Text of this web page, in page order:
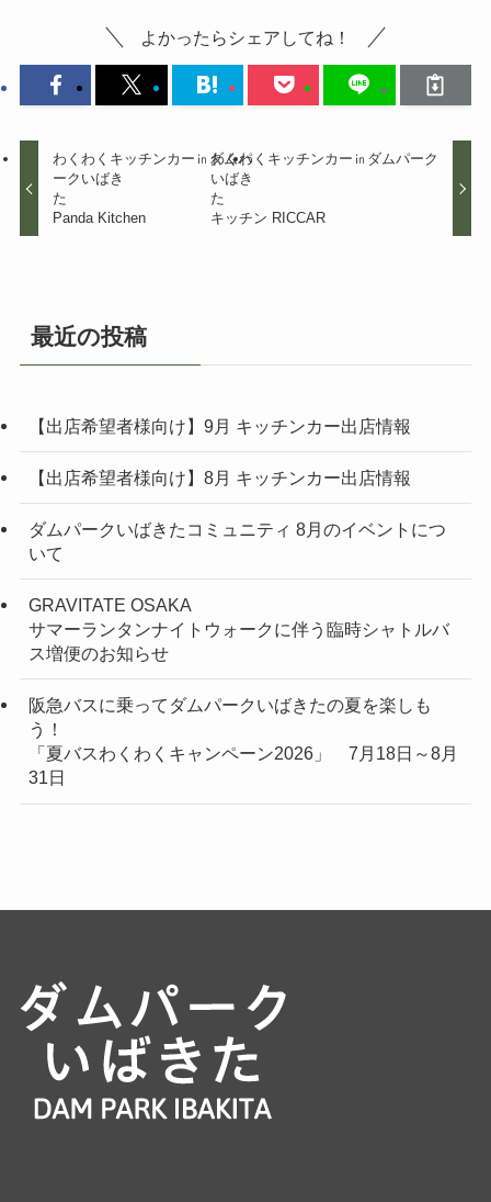
よかったらシェアしてね！
わくわくキッチンカー㏌ダムパ
ークいばき
た
Panda Kitchen
わくわくキッチンカー㏌ダムパーク
いばき
た
キッチン RICCAR
最近の投稿
【出店希望者様向け】9月 キッチンカー出店情報
【出店希望者様向け】8月 キッチンカー出店情報
ダムパークいばきたコミュニティ 8月のイベントにつ
いて
GRAVITATE OSAKA
サマーランタンナイトウォークに伴う臨時シャトルバ
ス増便のお知らせ
阪急バスに乗ってダムパークいばきたの夏を楽しも
う！
「夏バスわくわくキャンペーン2026」 7月18日～8月
31日